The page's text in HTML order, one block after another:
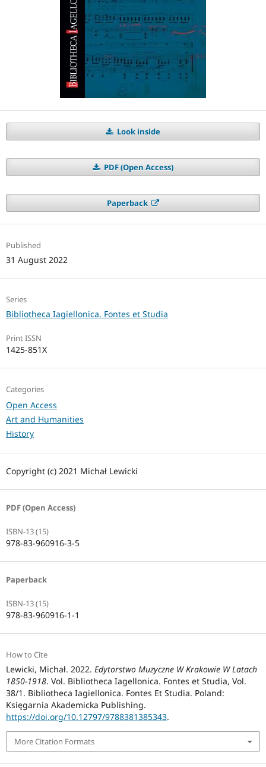
Look inside
PDF (Open Access)
Paperback
Published
31 August 2022
Series
Bibliotheca Iagiellonica. Fontes et Studia
Print ISSN
1425-851X
Categories
Open Access
Art and Humanities
History
Copyright (c) 2021 Michał Lewicki
PDF (Open Access)
ISBN-13 (15)
978-83-960916-3-5
Paperback
ISBN-13 (15)
978-83-960916-1-1
How to Cite
Lewicki, Michał. 2022. Edytorstwo Muzyczne W Krakowie W Latach
1850-1918. Vol. Bibliotheca Iagellonica. Fontes et Studia, Vol.
38/1. Bibliotheca Iagiellonica. Fontes Et Studia. Poland:
Księgarnia Akademicka Publishing.
https://doi.org/10.12797/9788381385343.
More Citation Formats